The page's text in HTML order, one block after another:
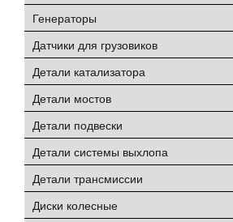
Генераторы
Датчики для грузовиков
Детали катализатора
Детали мостов
Детали подвески
Детали системы выхлопа
Детали трансмиссии
Диски колесные